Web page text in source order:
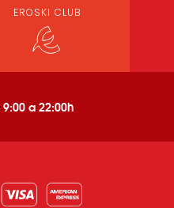
EROSKI CLUB
9:00 a 22:00h